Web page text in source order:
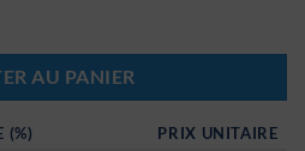
recto verso – Votre logo
AU PANIER
(%) PRIX UNITAIRE